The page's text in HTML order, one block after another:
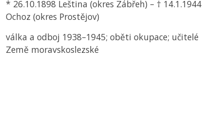
* 26.10.1898 Leština (okres Zábřeh) – † 14.1.1944
Ochoz (okres Prostějov)
válka a odboj 1938–1945; oběti okupace; učitelé
Země moravskoslezské